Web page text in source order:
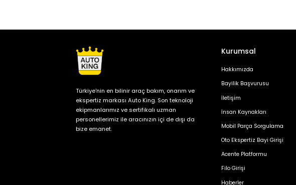
Türkiye'nin en bilinir araç bakım, onarım ve
ekspertiz markası Auto King. Son teknoloji
ekipmanlarımız ve sertifikalı uzman
personellerimiz ile aracınızın içi de dışı da
bize emanet.
Kurumsal
Hakkımızda
Bayilik Başvurusu
İletişim
İnsan Kaynakları
Mobil Parça Sorgulama
Oto Ekspertiz Bayi Girişi
Acente Platformu
Filo Girişi
Haberler